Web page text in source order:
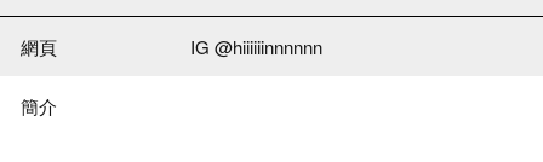
網頁 IG @hiiiiiinnnnnn
簡介